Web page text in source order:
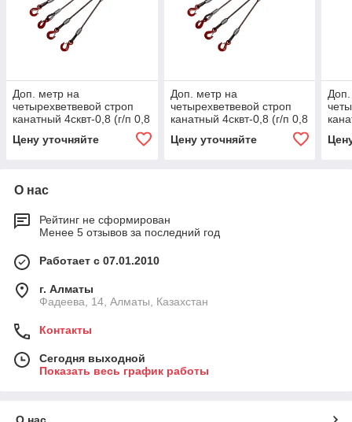
Доп. метр на
четырехветвевой строп
канатный 4сквт-0,8 (г/п 0,8
тн, мин. длина 1 м) 1.25,
1000
Цену уточняйте
Доп. метр на
четырехветвевой строп
канатный 4сквт-0,8 (г/п 0,8
1000
Цену уточняйте
О нас
Рейтинг не сформирован
Менее 5 отзывов за последний год
Работает с 07.01.2010
г. Алматы
Фадеева, 14, Алматы, Казахстан
Контакты
Сегодня выходной
Показать весь график работы